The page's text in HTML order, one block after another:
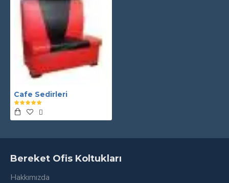
Cafe Sedirleri
Bereket Ofis Koltukları
Hakkımızda